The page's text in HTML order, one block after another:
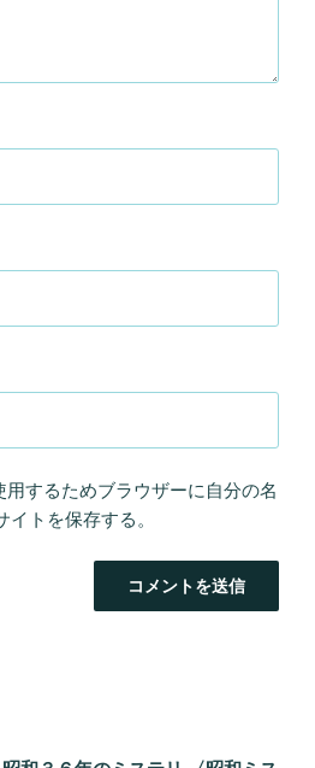
用するためブラウザーに自分の名
トを保存する。